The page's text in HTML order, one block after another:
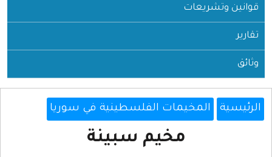
قوانين وتشريعات
تقارير
وثائق
الرئيسية المخيمات الفلسطينية في سوريا
مخيم سبينة